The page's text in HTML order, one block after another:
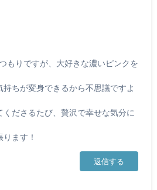
もりですが、大好きな濃いピンクを
ちが変身できるから不思議ですよ
ださるたび、贅沢で幸せな気分に
ます！
返信する